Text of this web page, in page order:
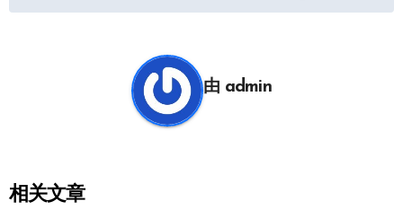
由 admin
相关文章